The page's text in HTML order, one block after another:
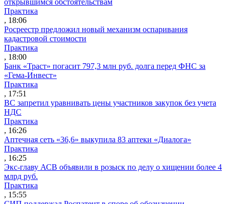
Практика
, 18:06
Росреестр предложил новый механизм оспаривания
кадастровой стоимости
Практика
, 18:00
Банк «Траст» погасит 797,3 млн руб. долга перед ФНС за
«Гема-Инвест»
Практика
, 17:51
ВС запретил уравнивать цены участников закупок без учета
НДС
Практика
, 16:26
Аптечная сеть «36,6» выкупила 83 аптеки «Диалога»
Практика
, 16:25
Экс-главу АСВ объявили в розыск по делу о хищении более 4
млрд руб.
Практика
, 15:55